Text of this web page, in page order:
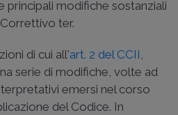
principali modifiche sostanziali
ter.
di cui all'art. 2 del CCII ,
serie di modifiche, volte ad
emersi nel corso
del Codice. In